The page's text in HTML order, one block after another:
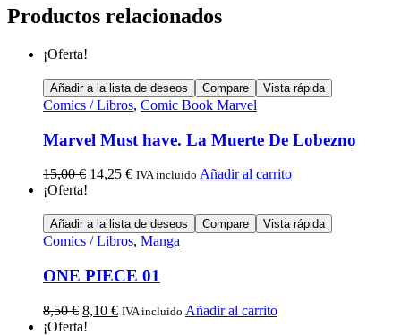
Productos relacionados
¡Oferta!
Añadir a la lista de deseos Compare Vista rápida
Comics / Libros, Comic Book Marvel
Marvel Must have. La Muerte De Lobezno
15,00€ 14,25 € IVA incluido Añadir al carrito
¡Oferta!
Añadir a la lista de deseos Compare Vista rápida
Comics / Libros, Manga
ONE PIECE 01
8,50€ 8,10 € IVA incluido Añadir al carrito
¡Oferta!